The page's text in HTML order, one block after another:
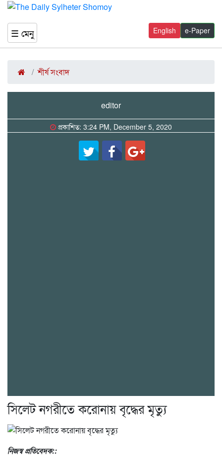
☰ মেনু e-Paper
English
শীর্ষ সংবাদ
editor
প্রকাশিত: 3:24 PM, December 5, 2020
সিলেট নগরীতে করোনায় বৃদ্ধের মৃত্যু
নিজস্ব প্রতিবেদক::